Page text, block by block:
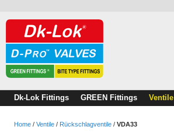
Dk-Lok Fittings GREEN Fittings Ventile
Home / Ventile / Rückschlagventile / VDA33